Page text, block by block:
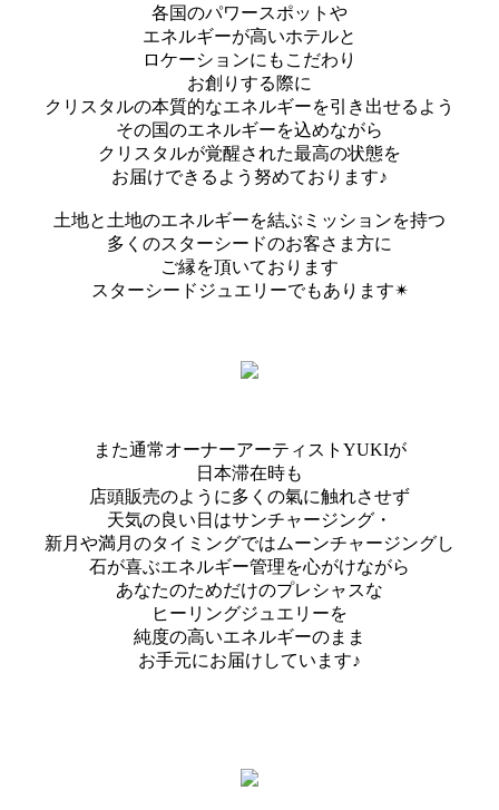
各国のパワースポットや
エネルギーが高いホテルと
ロケーションにもこだわり
お創りする際に
クリスタルの本質的なエネルギーを引き出せるよう
その国のエネルギーを込めながら
クリスタルが覚醒された最高の状態を
お届けできるよう努めております♪
土地と土地のエネルギーを結ぶミッションを持つ
多くのスターシードのお客さま方に
ご縁を頂いております
スターシードジュエリーでもあります✴︎
また通常オーナーアーティストYUKIが
日本滞在時も
店頭販売のように多くの氣に触れさせず
天気の良い日はサンチャージング・
新月や満月のタイミングではムーンチャージングし
石が喜ぶエネルギー管理を心がけながら
あなたのためだけのプレシャスな
ヒーリングジュエリーを
純度の高いエネルギーのまま
お手元にお届けしています♪